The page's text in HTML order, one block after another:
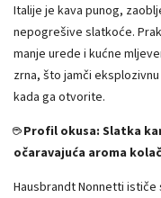
Italije je kava punog,
nepogrešive slatkoće.
manje urede i kućne
zrna, što jamči
kada ga otvorite.
☕ Profil okusa: Slatka
očaravajuća aroma
Hausbrandt Nonnetti